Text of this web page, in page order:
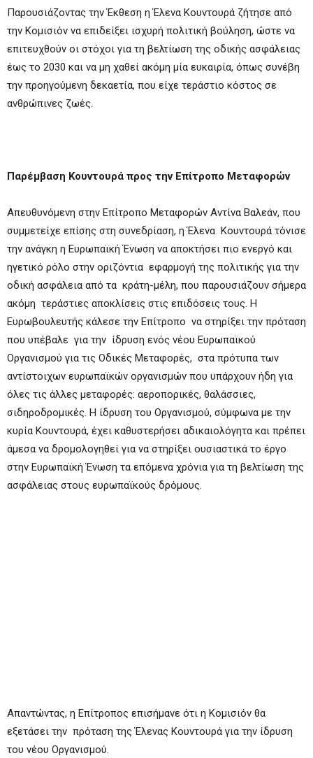
Παρουσιάζοντας την Έκθεση η Έλενα Κουντουρά ζήτησε από
την Κομισιόν να επιδείξει ισχυρή πολιτική βούληση, ώστε να
επιτευχθούν οι στόχοι για τη βελτίωση της οδικής ασφάλειας
έως το 2030 και να μη χαθεί ακόμη μία ευκαιρία, όπως συνέβη
την προηγούμενη δεκαετία, που είχε τεράστιο κόστος σε
ανθρώπινες ζωές.
Παρέμβαση Κουντουρά προς την Επίτροπο Μεταφορών
Απευθυνόμενη στην Επίτροπο Μεταφορών Αντίνα Βαλεάν, που
συμμετείχε επίσης στη συνεδρίαση, η Έλενα Κουντουρά τόνισε
την ανάγκη η Ευρωπαϊκή Ένωση να αποκτήσει πιο ενεργό και
ηγετικό ρόλο στην οριζόντια εφαρμογή της πολιτικής για την
οδική ασφάλεια από τα κράτη-μέλη, που παρουσιάζουν σήμερα
ακόμη τεράστιες αποκλίσεις στις επιδόσεις τους. Η
Ευρωβουλευτής κάλεσε την Επίτροπο να στηρίξει την πρόταση
που υπέβαλε για την ίδρυση ενός νέου Ευρωπαϊκού
Οργανισμού για τις Οδικές Μεταφορές, στα πρότυπα των
αντίστοιχων ευρωπαϊκών οργανισμών που υπάρχουν ήδη για
όλες τις άλλες μεταφορές: αεροπορικές, θαλάσσιες,
σιδηροδρομικές. Η ίδρυση του Οργανισμού, σύμφωνα με την
κυρία Κουντουρά, έχει καθυστερήσει αδικαιολόγητα και πρέπει
άμεσα να δρομολογηθεί για να στηρίξει ουσιαστικά το έργο
στην Ευρωπαϊκή Ένωση τα επόμενα χρόνια για τη βελτίωση της
ασφάλειας στους ευρωπαϊκούς δρόμους.
Απαντώντας, η Επίτροπος επισήμανε ότι η Κομισιόν θα
εξετάσει την πρόταση της Έλενας Κουντουρά για την ίδρυση
του νέου Οργανισμού.